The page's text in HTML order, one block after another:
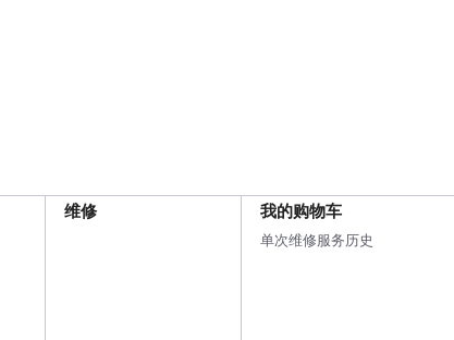
维修 我的购物车
单次维修服务历史